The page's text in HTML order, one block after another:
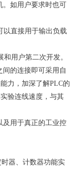
。如用户要求时也可
以直接用于输出负载
用户第二次开发。
间的连接即可采用自
力，加深了解PLC的
验连线速度，与其
及用于真正的工业控
、计数器功能实